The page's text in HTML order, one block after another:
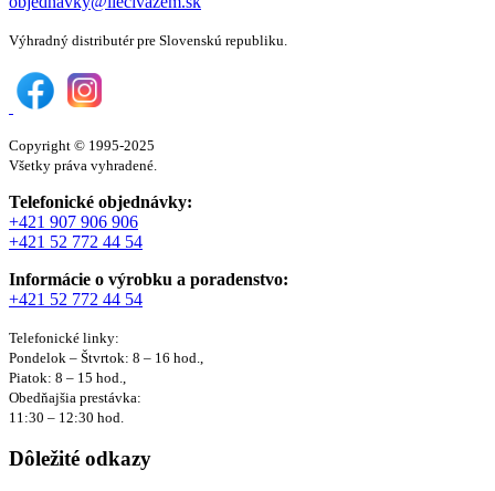
Výhradný distributér pre Slovenskú republiku.
Copyright © 1995-2025
Všetky práva vyhradené.
Telefonické objednávky:
+421 907 906 906
+421 52 772 44 54
Informácie o výrobku a poradenstvo:
+421 52 772 44 54
Telefonické linky:
Pondelok – Štvrtok: 8 – 16 hod.,
Piatok: 8 – 15 hod.,
Obedňajšia prestávka:
11:30 – 12:30 hod.
Dôležité odkazy